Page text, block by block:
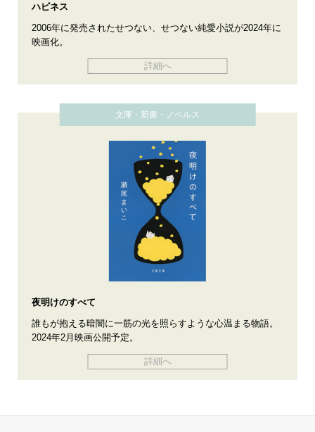
ハピネス
2006年に発売されたせつない、せつない純愛小説が2024年に
映画化。
詳細へ
文庫・新書・ノベルス
夜明けのすべて
誰もが抱える暗闇に一筋の光を照らすような心温まる物語。
2024年2月映画公開予定。
詳細へ